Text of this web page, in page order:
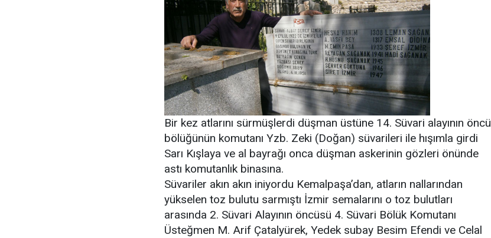
Bir kez atlarını sürmüşlerdi düşman üstüne 14. Süvari alayının öncü
bölüğünün komutanı Yzb. Zeki (Doğan) süvarileri ile hışımla girdi
Sarı Kışlaya ve al bayrağı onca düşman askerinin gözleri önünde
astı komutanlık binasına.
Süvariler akın akın iniyordu Kemalpaşa’dan, atların nallarından
yükselen toz bulutu sarmıştı İzmir semalarını o toz bulutları
arasında 2. Süvari Alayının öncüsü 4. Süvari Bölük Komutanı
Üsteğmen M. Arif Çatalyürek, Yedek subay Besim Efendi ve Celal